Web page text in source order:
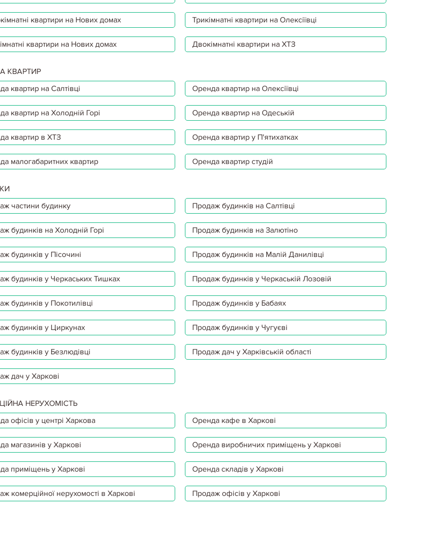
квартири на Нових домах Трикімнатні квартири на Олексіївці
квартири на Нових домах Двокімнатні квартири на ХТЗ
КВАРТИР
квартир на Салтівці
Оренда квартир на Олексіївці
квартир на Холодній Горі Оренда квартир на Одеській
квартир в ХТЗ Оренда квартир у П'ятихатках
малогабаритних квартир Оренда квартир студій
частини будинку
Продаж будинків на Салтівці
будинків на Холодній Горі Продаж будинків на Залютіно
будинків у Пісочині Продаж будинків на Малій Данилівці
будинків у Черкаських Тишках Продаж будинків у Черкаській Лозовій
будинків у Покотилівці Продаж будинків у Бабаях
будинків у Циркунах Продаж будинків у Чугуєві
будинків у Безлюдівці Продаж дач у Харківській області
дач у Харкові
НЕРУХОМІСТЬ
офісів у центрі Харкова
Оренда кафе в Харкові
магазинів у Харкові Оренда виробничих приміщень у Харкові
приміщень у Харкові Оренда складів у Харкові
комерційної нерухомості в Харкові Продаж офісів у Харкові